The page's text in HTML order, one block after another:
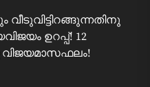
ഉറപ്പ്! 12
വിജയമാസഫലം!